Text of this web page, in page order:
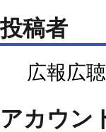
投稿者
広報広
アカウン